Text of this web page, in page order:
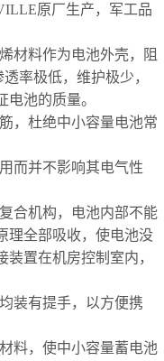
原厂生产，军工品
材料作为电池外壳，阻
率极低，维护极少，
池的质量。
，杜绝中小容量电池常
而并不影响其电气性
合机构，电池内部不能
理全部吸收，使电池没
置在机房控制室内，
装有提手，以方便携
料，使中小容量蓄电池